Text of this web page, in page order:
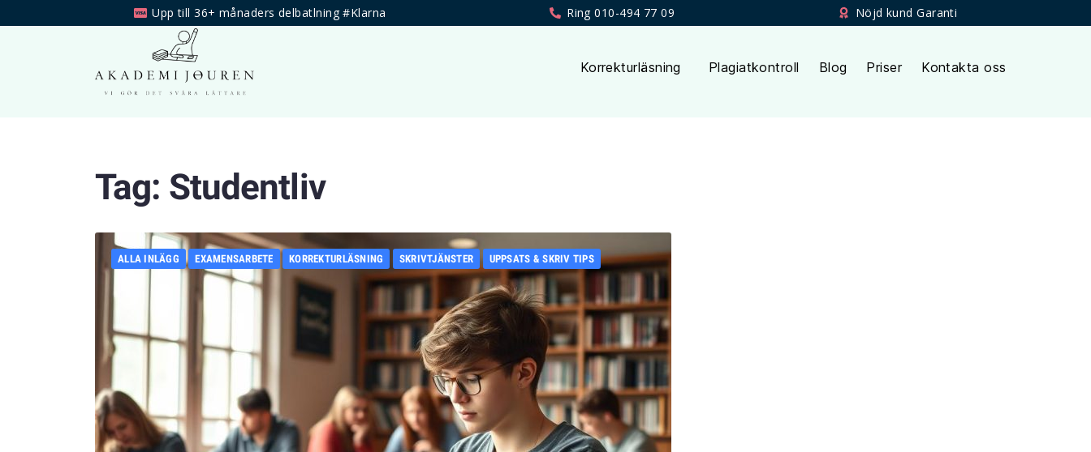
Upp till 36+ månaders delbatlning #Klarna Ring 010-494 77 09 Nöjd kund Garanti
Korrekturläsning Plagiatkontroll Blog Priser Kontakta oss
Tag: Studentliv
ALLA INLÄGG EXAMENSARBETE KORREKTURLÄSNING SKRIVTJÄNSTER UPPSATS & SKRIV TIPS